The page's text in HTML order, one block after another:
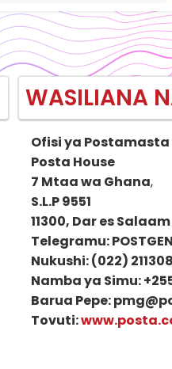
WASILIANA
Ofisi ya Postamasta
Posta House
7 Mtaa wa Ghana,
S.L.P 9551
11300, Dar es Salaam
Telegramu: POSTGEN
Nukushi: (022)
Namba ya Simu:
Barua Pepe:
Tovuti: